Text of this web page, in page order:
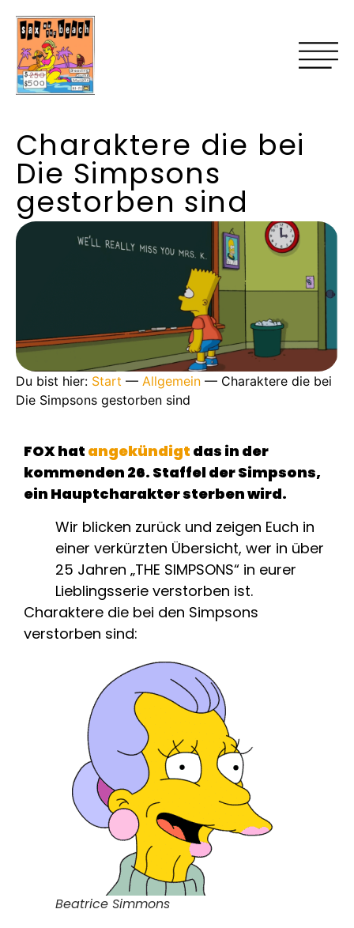
Charaktere die bei
Die Simpsons
gestorben sind
Du bist hier: Start — Allgemein — Charaktere die bei
Die Simpsons gestorben sind
FOX hat angekündigt das in der
kommenden 26. Staffel der Simpsons,
ein Hauptcharakter sterben wird.
Wir blicken zurück und zeigen Euch in
einer verkürzten Übersicht, wer in über
25 Jahren „THE SIMPSONS“ in eurer
Lieblingsserie verstorben ist.
Charaktere die bei den Simpsons
verstorben sind:
Beatrice Simmons